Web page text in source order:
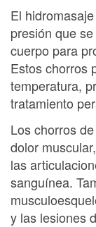
El
presión que
cuerpo para
Estos chorros
temperatura,
tratamiento
Los chorros
dolor
las
sanguínea.
y las lesiones